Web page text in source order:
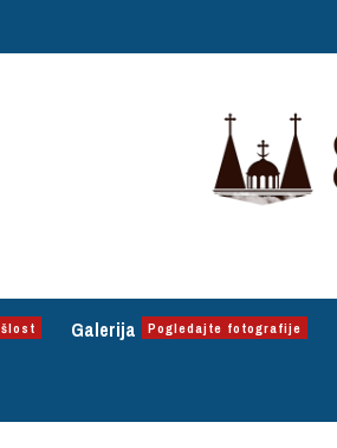
Galerija Pogledajte fotografije